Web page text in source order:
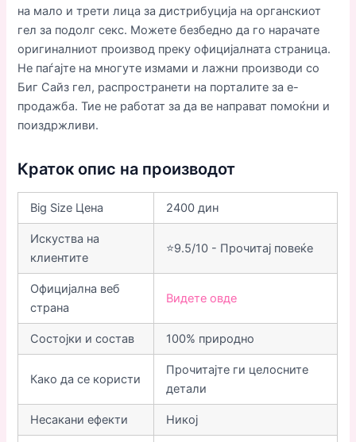
на мало и трети лица за дистрибуција на органскиот
гел за подолг секс. Можете безбедно да го нарачате
оригиналниот производ преку официјалната страница.
Не паѓајте на многуте измами и лажни производи со
Биг Сайз гел, распространети на порталите за е-
продажба. Тие не работат за да ве направат помоќни и
поиздржливи.
Краток опис на производот
Big Size Цена 2400 дин
Искуства на
клиентите
⭐9.5/10 - Прочитај повеќе
Официјална веб
страна
Видете овде
Состојки и состав 100% природно
Како да се користи
Прочитајте ги целосните
детали
Несакани ефекти Никој